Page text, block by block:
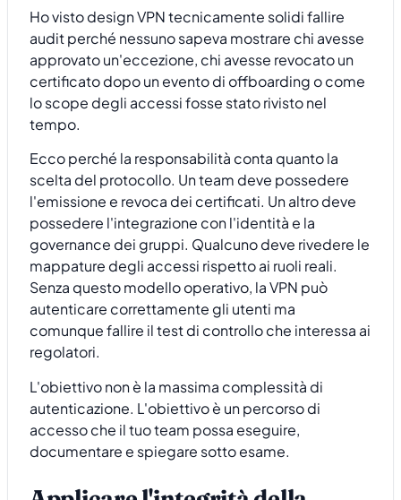
Ho visto design VPN tecnicamente solidi fallire
audit perché nessuno sapeva mostrare chi avesse
approvato un'eccezione, chi avesse revocato un
certificato dopo un evento di offboarding o come
lo scope degli accessi fosse stato rivisto nel
tempo.
Ecco perché la responsabilità conta quanto la
scelta del protocollo. Un team deve possedere
l'emissione e revoca dei certificati. Un altro deve
possedere l'integrazione con l'identità e la
governance dei gruppi. Qualcuno deve rivedere le
mappature degli accessi rispetto ai ruoli reali.
Senza questo modello operativo, la VPN può
autenticare correttamente gli utenti ma
comunque fallire il test di controllo che interessa ai
regolatori.
L'obiettivo non è la massima complessità di
autenticazione. L'obiettivo è un percorso di
accesso che il tuo team possa eseguire,
documentare e spiegare sotto esame.